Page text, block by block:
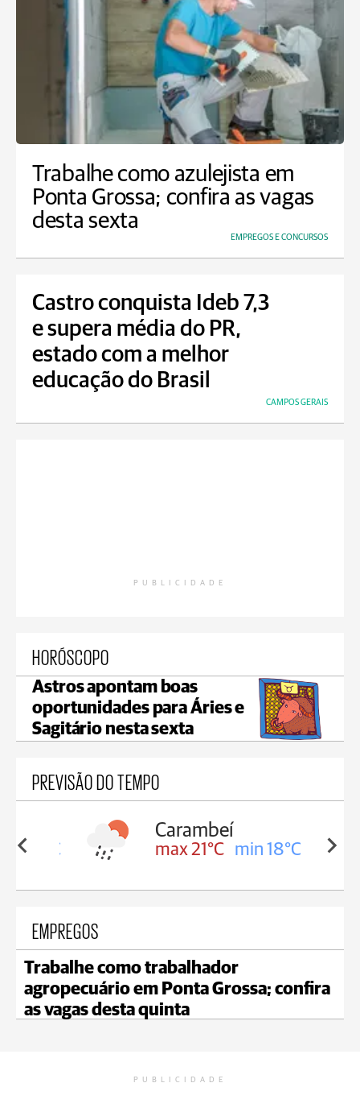
Trabalhe como azulejista em
Ponta Grossa; confira as vagas
desta sexta
EMPREGOS E CONCURSOS
Castro conquista Ideb 7,3
e supera média do PR,
estado com a melhor
educação do Brasil
CAMPOS GERAIS
PUBLICIDADE
HORÓSCOPO
Astros apontam boas
oportunidades para Áries e
Sagitário nesta sexta
PREVISÃO DO TEMPO
18°C
Carambeí
max 21°C min 18°C
EMPREGOS
Trabalhe como trabalhador
agropecuário em Ponta Grossa; confira
as vagas desta quinta
PUBLICIDADE